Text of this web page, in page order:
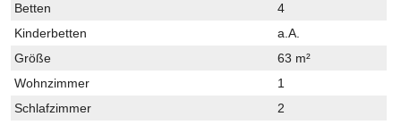
Betten
4
Kinderbetten
a.A.
Größe
63 m²
Wohnzimmer
1
Schlafzimmer
2